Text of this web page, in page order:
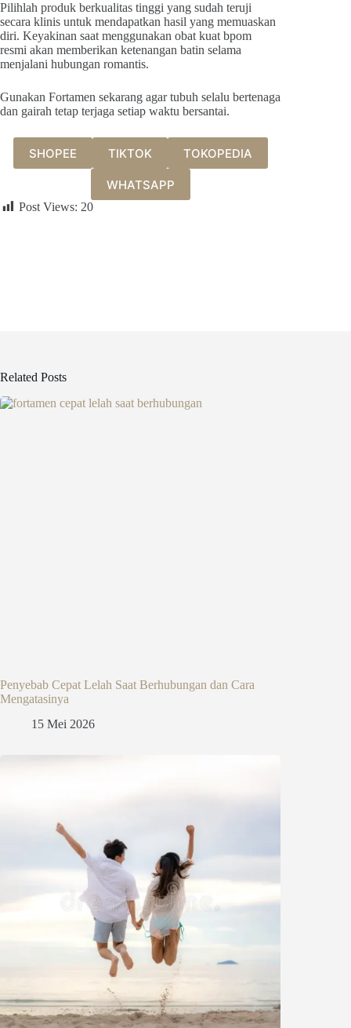
Pilihlah produk berkualitas tinggi yang sudah teruji
secara klinis untuk mendapatkan hasil yang memuaskan
diri. Keyakinan saat menggunakan obat kuat bpom
resmi akan memberikan ketenangan batin selama
menjalani hubungan romantis.
Gunakan Fortamen sekarang agar tubuh selalu bertenaga
dan gairah tetap terjaga setiap waktu bersantai.
SHOPEE TIKTOK TOKOPEDIA
WHATSAPP
Post Views: 20
Related Posts
Penyebab Cepat Lelah Saat Berhubungan dan Cara
Mengatasinya
15 Mei 2026